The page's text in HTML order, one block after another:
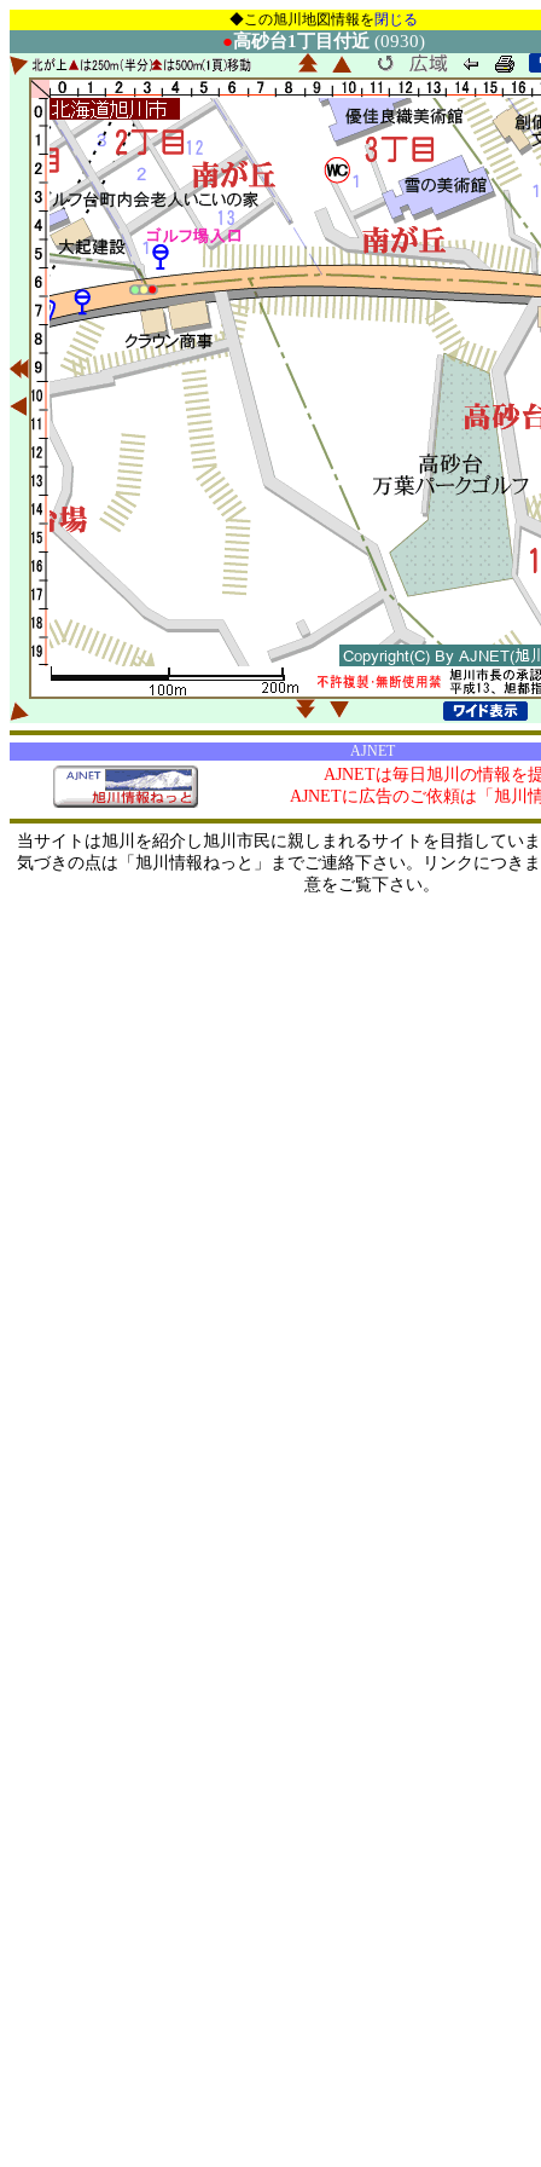
◆この旭川地図情報を閉じる
●高砂台1丁目付近 (0930)
AJNET
AJNETは毎日旭川の情報を
AJNETに広告のご依頼は「旭川
当サイトは旭川を紹介し旭川市民に親しまれるサイトを目指してい
気づきの点は「旭川情報ねっと」までご連絡下さい。リンクにつき
意をご覧下さい。